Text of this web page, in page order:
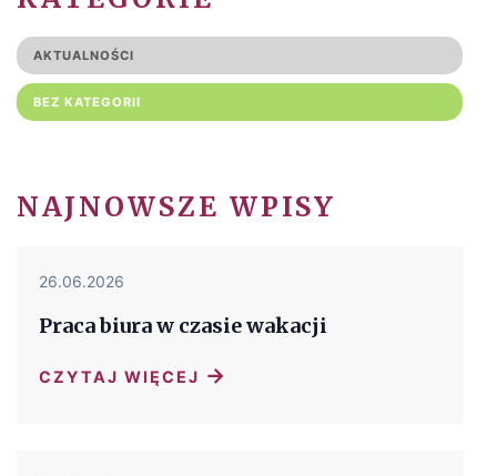
AKTUALNOŚCI
BEZ KATEGORII
NAJNOWSZE WPISY
26.06.2026
Praca biura w czasie wakacji
CZYTAJ WIĘCEJ →